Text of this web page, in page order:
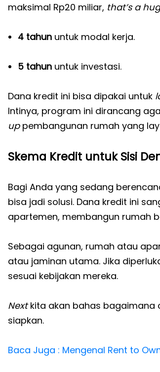
maksimal Rp20 miliar, that’s a
4 tahun untuk modal kerja.
5 tahun untuk investasi.
Dana kredit ini bisa dipakai untuk
Intinya, program ini dirancang
uppembangunan rumah yang
Skema Kredit untuk Sisi
Bagi Anda yang sedang
bisa jadi solusi. Dana kredit ini
apartemen, membangun rumah
Sebagai agunan, rumah atau
atau jaminan utama. Jika
sesuai kebijakan mereka.
Nextkita akan bahas bagaimana
siapkan.
Baca Juga : Mengenal Rent to